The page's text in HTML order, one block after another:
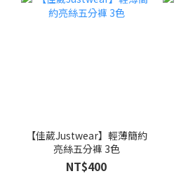
【佳葳Justwear】輕薄簡約
亮絲五分褲 3色
NT$400